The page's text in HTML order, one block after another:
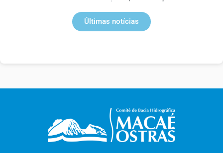
Últimas notícias